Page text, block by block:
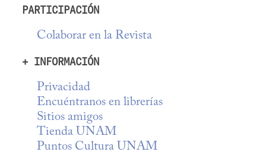
PARTICIPACIÓN
Colaborar en la Revista
+ INFORMACIÓN
Privacidad
Encuéntranos en librerías
Sitios amigos
Tienda UNAM
Puntos Cultura UNAM